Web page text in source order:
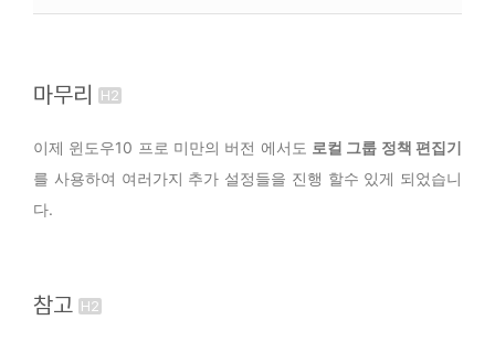
마무리
이제 윈도우10 프로 미만의 버전 에서도 로컬 그룹 정책 편집기
를 사용하여 여러가지 추가 설정들을 진행 할수 있게 되었습니
다.
참고